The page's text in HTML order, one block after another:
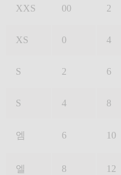
XXS 00 2
XS 0 4
S 2 6
S 4 8
엠 6 10
엘 8 12